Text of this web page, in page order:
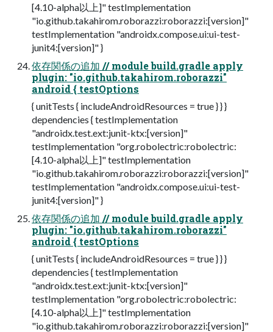
[4.10-alpha以上]" testImplementation
"io.github.takahirom.roborazzi:roborazzi:[version]"
testImplementation "androidx.compose.ui:ui-test-
junit4:[version]" }
依存関係の追加 // module build.gradle apply
plugin: "io.github.takahirom.roborazzi"
android { testOptions
{ unitTests { includeAndroidResources = true } } }
dependencies { testImplementation
"androidx.test.ext:junit-ktx:[version]"
testImplementation "org.robolectric:robolectric:
[4.10-alpha以上]" testImplementation
"io.github.takahirom.roborazzi:roborazzi:[version]"
testImplementation "androidx.compose.ui:ui-test-
junit4:[version]" }
依存関係の追加 // module build.gradle apply
plugin: "io.github.takahirom.roborazzi"
android { testOptions
{ unitTests { includeAndroidResources = true } } }
dependencies { testImplementation
"androidx.test.ext:junit-ktx:[version]"
testImplementation "org.robolectric:robolectric:
[4.10-alpha以上]" testImplementation
"io.github.takahirom.roborazzi:roborazzi:[version]"